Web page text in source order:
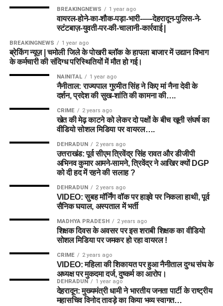
BREAKINGNEWS 1 year ago
वायरल-होने-का-शौक-पड़ा-भारी-—-देहरादून-पुलिस-ने-
स्टंटबाज़-युवती-पर-की-चालानी-कार्रवाई |
BREAKINGNEWS 1 year ago
ब्रेकिंग न्यूज़ | चमोली जिले के पोखरी ब्लॉक के हापला बाजार में उद्यान विभाग
के कर्मचारी की संदिग्ध परिस्थितियों में मौत हो गई।
NAINITAL 1 year ago
नैनीताल: राज्यपाल गुरमीत सिंह ने किए मां नैना देवी के
दर्शन, प्रदेश की सुख-शांति की कामना की….
CRIME 2 years ago
खेत की मेढ़ काटने को लेकर दो पक्षों के बीच खूनी संघर्ष का
वीडियो सोशल मिडिया पर वायरल….
DEHRADUN 2 years ago
उत्तराखंड: पूर्व सीएम त्रिवेंद्र सिंह रावत और डीजीपी
अभिनव कुमार आमने-सामने, त्रिवेंद्र ने आखिर क्यों DGP
को दी हद में रहने की सलाह ?
DEHRADUN 2 years ago
VIDEO: सुबह मॉर्निंग वॉक पर हाइवे पर निकला हाथी, पूर्व
सैनिक घयाल, अस्पताल में भर्ती
MADHYA PRADESH 2 years ago
शिक्षक दिवस के अवसर पर इस शराबी शिक्षक का वीडियो
सोशल मिडिया पर जमकर हो रहा वायरल !
CRIME 2 years ago
VIDEO: महिला की शिकायत पर हुआ नैनीताल दुग्ध संघ के
अध्यक्ष पर मुकदमा दर्ज, दुष्कर्म का आरोप।
DEHRADUN 1 year ago
देहरादून: मुख्यमंत्री धामी ने भारतीय जनता पार्टी के राष्ट्रीय
महासचिव विनोद तावड़े का किया भव्य स्वागत…